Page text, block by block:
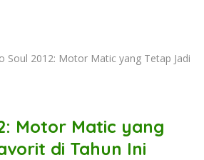
Soul 2012: Motor Matic yang Tetap Jadi
Motor Matic yang
di Tahun Ini